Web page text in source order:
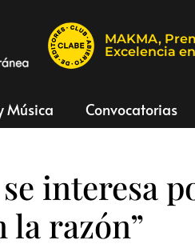
MAKMA,
Excelencia
Música Convocatorias
interesa
la razón”